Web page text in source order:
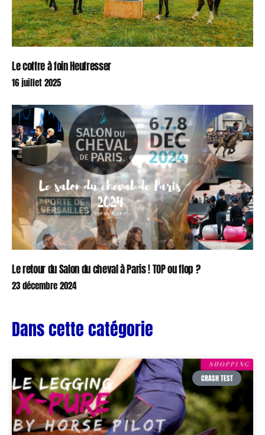
Le coffre à foin Heufresser
16 juillet 2025
Le retour du Salon du cheval à Paris ! TOP ou flop ?
23 décembre 2024
Dans cette catégorie
CRASH TEST